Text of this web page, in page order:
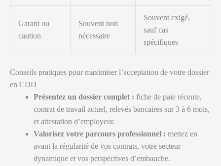
Garant ou
caution
Souvent non
nécessaire
Souvent exigé,
sauf cas
spécifiques
Conseils pratiques pour maximiser l’acceptation de votre dossier
en CDD
Présentez un dossier complet : fiche de paie récente,
contrat de travail actuel, relevés bancaires sur 3 à 6 mois,
et attestation d’employeur.
Valorisez votre parcours professionnel : mettez en
avant la régularité de vos contrats, votre secteur
dynamique et vos perspectives d’embauche.